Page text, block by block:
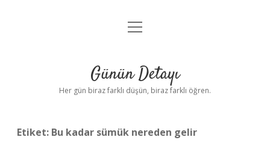
Anasayfa
Yasal Uyarı
menüyü
Günün Detayı
Her gün biraz farklı düşün, biraz farklı öğren.
Etiket: Bu kadar sümük nereden gelir